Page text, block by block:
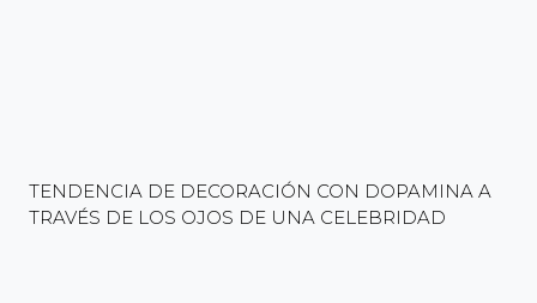
TENDENCIA DE DECORACIÓN CON DOPAMINA A
TRAVÉS DE LOS OJOS DE UNA CELEBRIDAD